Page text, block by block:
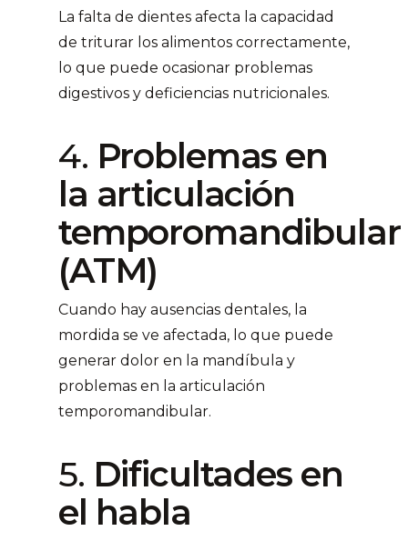
La falta de dientes afecta la capacidad
de triturar los alimentos correctamente,
lo que puede ocasionar problemas
digestivos y deficiencias nutricionales.
4. Problemas en
la articulación
temporomandibular
(ATM)
Cuando hay ausencias dentales, la
mordida se ve afectada, lo que puede
generar dolor en la mandíbula y
problemas en la articulación
temporomandibular.
5. Dificultades en
el habla